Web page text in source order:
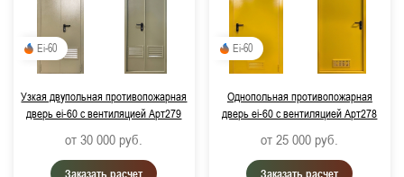
Ei-60
Узкая двупольная противопожарная
дверь ei-60 с вентиляцией Арт279
от 30 000 руб.
Заказать расчет
Ei-60
Однопольная противопожарная
дверь ei-60 с вентиляцией Арт278
от 25 000 руб.
Заказать расчет